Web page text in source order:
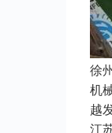
徐
机
越
江